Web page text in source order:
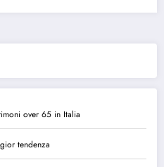
over 65 in Italia
tendenza